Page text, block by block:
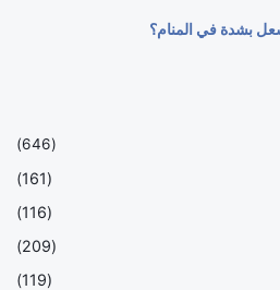
(646)
(161)
(116)
(209)
(119)